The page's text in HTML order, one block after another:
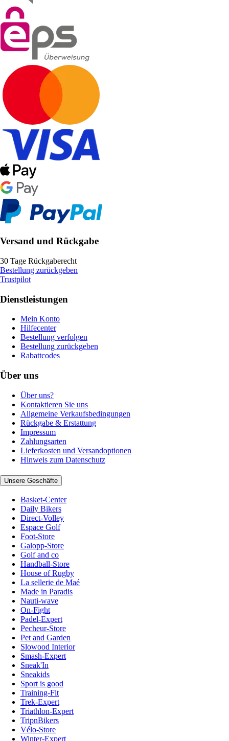
Versand und Rückgabe
30 Tage Rückgaberecht
Bestellung zurückgeben
Trustpilot
Dienstleistungen
Mein Konto
Hilfecenter
Bestellung verfolgen
Bestellung zurückgeben
Rabattcodes
Über uns
Über uns?
Kontaktieren Sie uns
Allgemeine Verkaufsbedingungen
Rückgabe & Erstattung
Impressum
Zahlungsarten
Lieferkosten und Versandoptionen
Hinweis zum Datenschutz
Unsere Geschäfte
Basket-Center
Daily Bikers
Direct-Volley
Espace Golf
Foot-Store
Galopp-Store
Golf and co
Handball-Store
House of Rugby
La sellerie de Maé
Made in Paradis
Nauti-wave
On-Fight
Padel-Expert
Pecheur-Store
Pet and Garden
Slowood Interior
Smash-Expert
Sneak'In
Sneakids
Sport is good
Training-Fit
Trek-Expert
Triathlon-Expert
TripnBikers
Vélo-Store
Winter-Expert